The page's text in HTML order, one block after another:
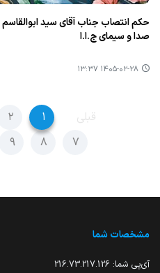
حکم انتصاب جناب آقای سید
صدا و سیمای ج.ا.ا
۱۴۰۵-۰۲-۲۸ ۱۳:۳۷
قبلی ۱ ۲
۷
۸ ۹
مشخصات شما
آی‌پی شما: 216.73.217.126